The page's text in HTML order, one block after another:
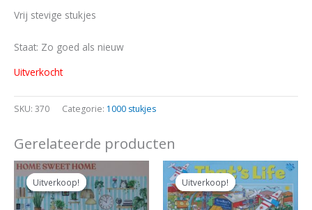
Vrij stevige stukjes
Staat: Zo goed als nieuw
Uitverkocht
SKU: 370 Categorie: 1000 stukjes
Gerelateerde producten
Uitverkoop!
Uitverkoop!
Oorspronkelijke
prijs
was:
€14,00.
Huidige
prijs
is:
€12,50.
Uitverkoop!
Uitverkoop!
Oorspronkelijke
prijs
was:
€5,00.
Huidige
prijs
is:
€4,00.